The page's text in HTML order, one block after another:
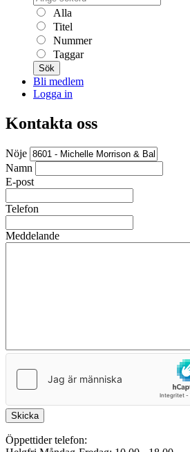
Alla
Titel
Nummer
Taggar
Sök
Bli medlem
Logga in
Kontakta oss
Nöje
Namn
E-post
Telefon
Meddelande
Skicka
Öppettider telefon: